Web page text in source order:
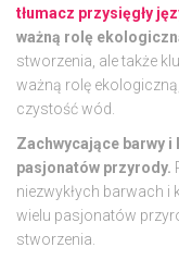
tłumacz przysięgły
ważną rolę
stworzenia, ale także
ważną rolę
czystość wód.
Zachwycające barwy i
pasjonatów przyrody.
niezwykłych barwach i
wielu pasjonatów
stworzenia.